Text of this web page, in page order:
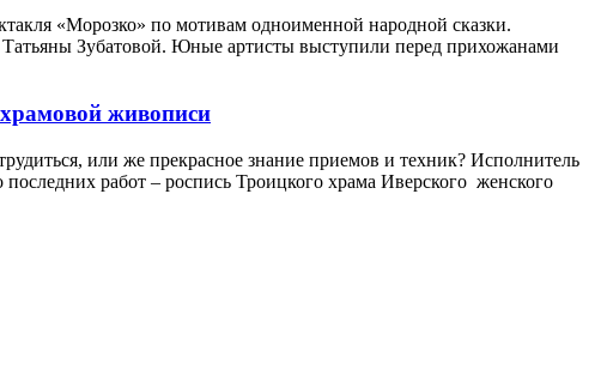
«Морозко» по мотивам одноименной народной сказки.
Зубатовой. Юные артисты выступили перед прихожанами
живописи
или же прекрасное знание приемов и техник? Исполнитель
работ – роспись Троицкого храма Иверского женского